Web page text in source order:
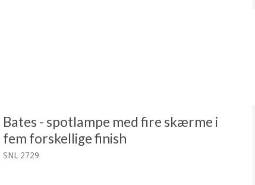
Bates - spotlampe med fire skærme i
fem forskellige finish
SNL 2729